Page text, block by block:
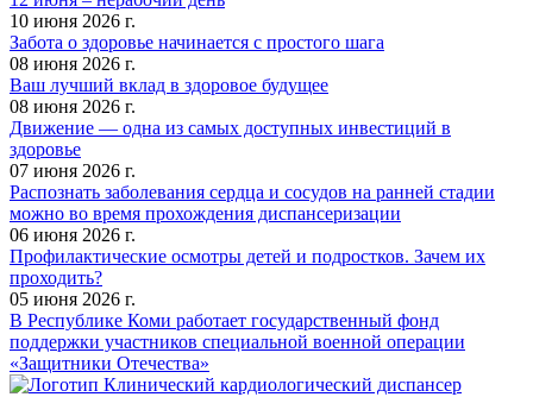
10 июня 2026 г.
Забота о здоровье начинается с простого шага
08 июня 2026 г.
Ваш лучший вклад в здоровое будущее
08 июня 2026 г.
Движение — одна из самых доступных инвестиций в
здоровье
07 июня 2026 г.
Распознать заболевания сердца и сосудов на ранней стадии
можно во время прохождения диспансеризации
06 июня 2026 г.
Профилактические осмотры детей и подростков. Зачем их
проходить?
05 июня 2026 г.
В Республике Коми работает государственный фонд
поддержки участников специальной военной операции
«Защитники Отечества»